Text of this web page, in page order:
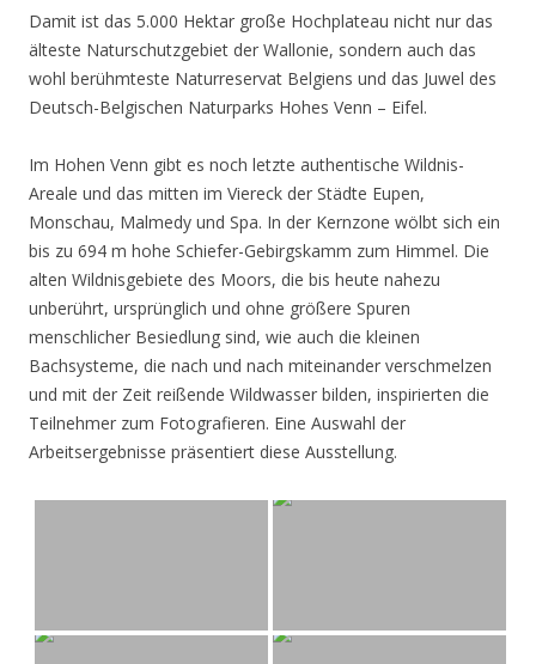
Damit ist das 5.000 Hektar große Hochplateau nicht nur das
älteste Naturschutzgebiet der Wallonie, sondern auch das
wohl berühmteste Naturreservat Belgiens und das Juwel des
Deutsch-Belgischen Naturparks Hohes Venn – Eifel.
Im Hohen Venn gibt es noch letzte authentische Wildnis-
Areale und das mitten im Viereck der Städte Eupen,
Monschau, Malmedy und Spa. In der Kernzone wölbt sich ein
bis zu 694 m hohe Schiefer-Gebirgskamm zum Himmel. Die
alten Wildnisgebiete des Moors, die bis heute nahezu
unberührt, ursprünglich und ohne größere Spuren
menschlicher Besiedlung sind, wie auch die kleinen
Bachsysteme, die nach und nach miteinander verschmelzen
und mit der Zeit reißende Wildwasser bilden, inspirierten die
Teilnehmer zum Fotografieren. Eine Auswahl der
Arbeitsergebnisse präsentiert diese Ausstellung.